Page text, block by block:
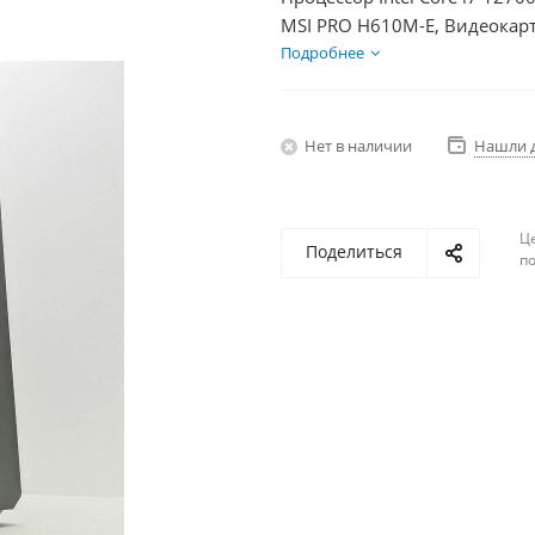
MSI PRO H610M-E,
1000Гб + HDD 2Тб, БП 850Вт
Подробнее
Нет в наличии Нашли
Поделиться